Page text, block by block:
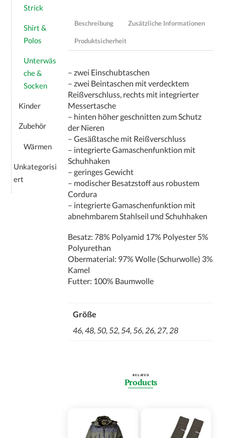
Beschreibung Zusätzliche Informationen
Produktsicherheit
– zwei Einschubtaschen
– zwei Beintaschen mit verdecktem
Reißverschluss, rechts mit integrierter
Messertasche
– hinten höher geschnitten zum Schutz
der Nieren
– Gesäßtasche mit Reißverschluss
– integrierte Gamaschenfunktion mit
Schuhhaken
– geringes Gewicht
– modischer Besatzstoff aus robustem
Cordura
– integrierte Gamaschenfunktion mit
abnehmbarem Stahlseil und Schuhhaken
Besatz: 78% Polyamid 17% Polyester 5%
Polyurethan
Obermaterial: 97% Wolle (Schurwolle) 3%
Kamel
Futter: 100% Baumwolle
Größe
46, 48, 50, 52, 54, 56, 26, 27, 28
RELATED
Products
Strick
Shirt &
Polos
Unterwäs
che &
Socken
Kinder
Zubehör
Wärmen
Unkategorisi
ert